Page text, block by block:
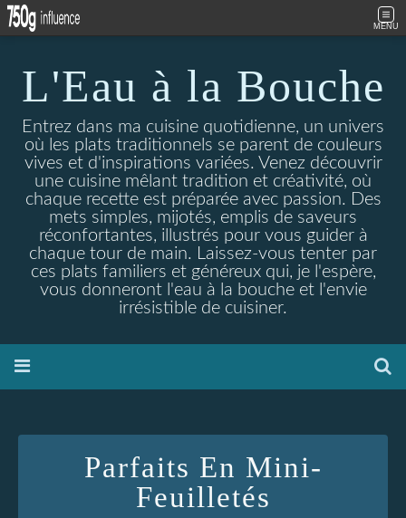
MENU
L'Eau à la Bouche
Entrez dans ma cuisine quotidienne, un univers
où les plats traditionnels se parent de couleurs
vives et d'inspirations variées. Venez découvrir
une cuisine mêlant tradition et créativité, où
chaque recette est préparée avec passion. Des
mets simples, mijotés, emplis de saveurs
réconfortantes, illustrés pour vous guider à
chaque tour de main. Laissez-vous tenter par
ces plats familiers et généreux qui, je l'espère,
vous donneront l'eau à la bouche et l'envie
irrésistible de cuisiner.
Parfaits En Mini-
Feuilletés